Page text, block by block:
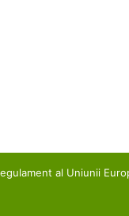
al Uniunii